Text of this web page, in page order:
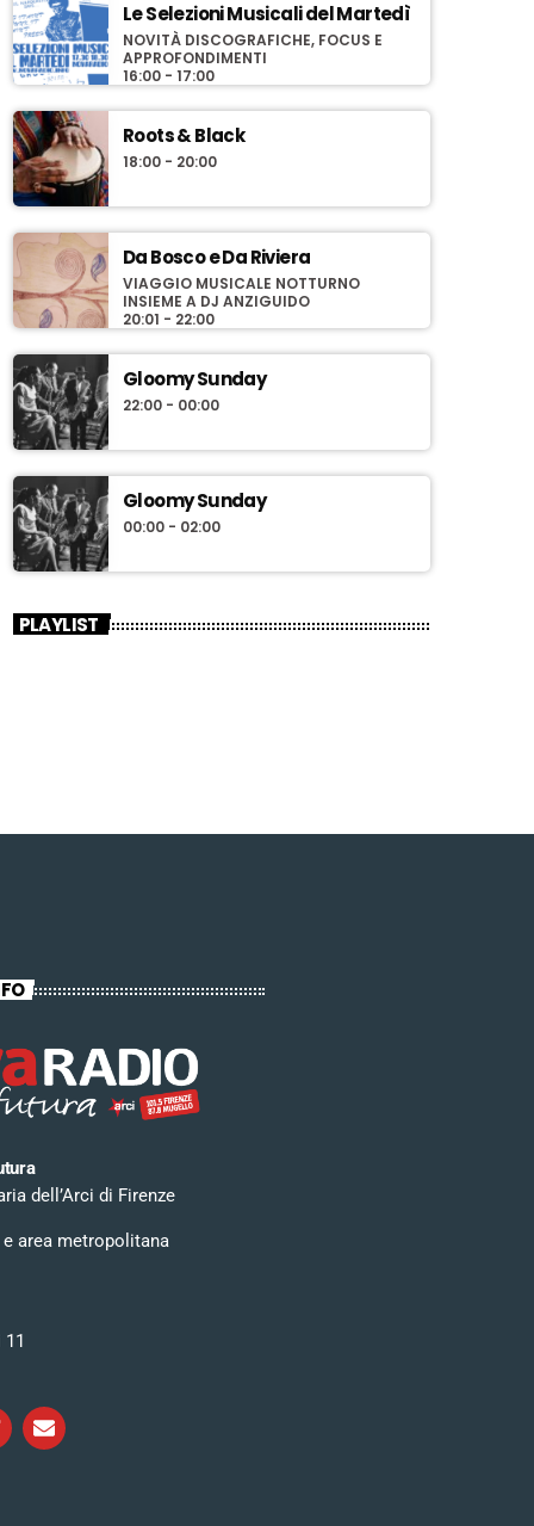
Le Selezioni Musicali del Martedì
NOVITÀ DISCOGRAFICHE, FOCUS E
APPROFONDIMENTI
16:00 - 17:00
Roots & Black
18:00 - 20:00
Da Bosco e Da Riviera
VIAGGIO MUSICALE NOTTURNO
INSIEME A DJ ANZIGUIDO
20:01 - 22:00
Gloomy Sunday
22:00 - 00:00
Gloomy Sunday
00:00 - 02:00
PLAYLIST
dell’Arci di Firenze
e area metropolitana
11